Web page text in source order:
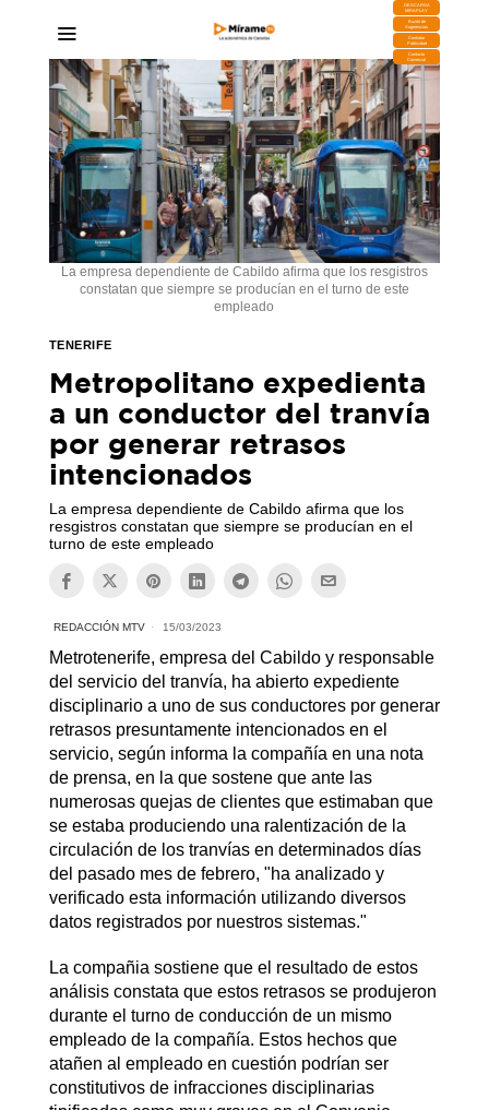
DESCARGA
MIRAPLAY
Buzón de
Sugerencias
Contratar
Publicidad
Contacto
Comercial
La empresa dependiente de Cabildo afirma que los resgistros
constatan que siempre se producían en el turno de este
empleado
TENERIFE
Metropolitano expedienta
a un conductor del tranvía
por generar retrasos
intencionados
La empresa dependiente de Cabildo afirma que los
resgistros constatan que siempre se producían en el
turno de este empleado
REDACCIÓN MTV 15/03/2023
Metrotenerife, empresa del Cabildo y responsable
del servicio del tranvía, ha abierto expediente
disciplinario a uno de sus conductores por generar
retrasos presuntamente intencionados en el
servicio, según informa la compañía en una nota
de prensa, en la que sostene que ante las
numerosas quejas de clientes que estimaban que
se estaba produciendo una ralentización de la
circulación de los tranvías en determinados días
del pasado mes de febrero, "ha analizado y
verificado esta información utilizando diversos
datos registrados por nuestros sistemas."
La compañia sostiene que el resultado de estos
análisis constata que estos retrasos se produjeron
durante el turno de conducción de un mismo
empleado de la compañía. Estos hechos que
atañen al empleado en cuestión podrían ser
constitutivos de infracciones disciplinarias